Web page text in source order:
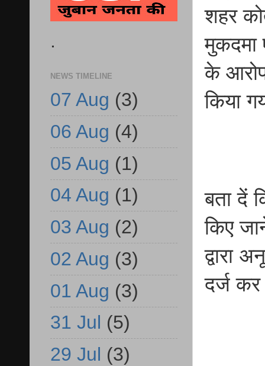
शहर
मुकदमा
के
किया
बता दें
किए
द्वारा
दर्ज
.
NEWS TIMELINE
07 Aug (3)
06 Aug (4)
05 Aug (1)
04 Aug (1)
03 Aug (2)
02 Aug (3)
01 Aug (3)
31 Jul (5)
29 Jul (3)